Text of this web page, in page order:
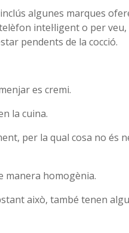
algunes marques
intel·ligent o per
pendents de la cocció.
es cremi.
la cuina.
per la qual cosa no és
manera homogènia.
això, també tenen